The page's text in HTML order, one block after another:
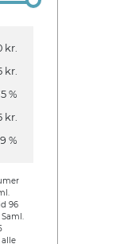
kr.
kr.
%
kr.
%
96